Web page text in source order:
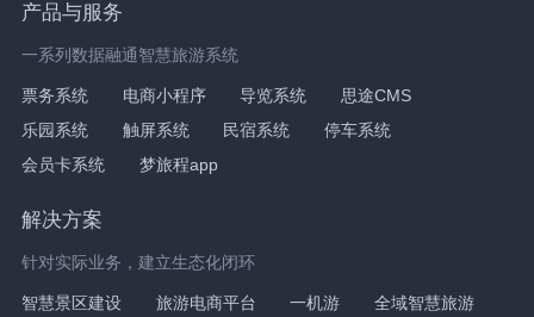
产品与服务
一系列数据融通智慧旅游系统
票务系统 电商小程序 导览系统
思途CMS
乐园系统
触屏系统 民宿系统
停车系统
会员卡系统
梦旅程app
解决方案
针对实际业务，建立生态化闭环
智慧景区建设 旅游电商平台 一机游
全域智慧旅游